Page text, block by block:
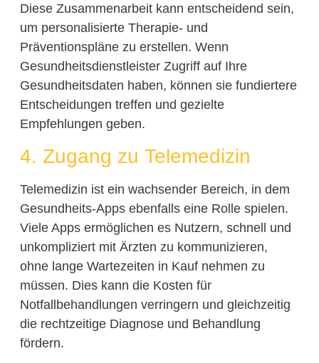
Diese Zusammenarbeit kann entscheidend sein,
um personalisierte Therapie- und
Präventionspläne zu erstellen. Wenn
Gesundheitsdienstleister Zugriff auf Ihre
Gesundheitsdaten haben, können sie fundiertere
Entscheidungen treffen und gezielte
Empfehlungen geben.
4. Zugang zu Telemedizin
Telemedizin ist ein wachsender Bereich, in dem
Gesundheits-Apps ebenfalls eine Rolle spielen.
Viele Apps ermöglichen es Nutzern, schnell und
unkompliziert mit Ärzten zu kommunizieren,
ohne lange Wartezeiten in Kauf nehmen zu
müssen. Dies kann die Kosten für
Notfallbehandlungen verringern und gleichzeitig
die rechtzeitige Diagnose und Behandlung
fördern.